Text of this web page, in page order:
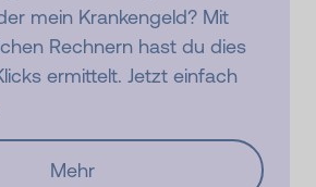
mein Krankengeld? Mit
Rechnern hast du dies
ermittelt. Jetzt einfach
Mehr